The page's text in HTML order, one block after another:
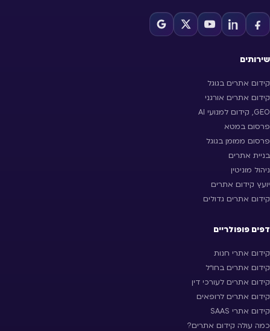
שירותים
קידום אתרים בגוגל
קידום אתרים אורגני
GEO, קידום למנועי AI
פרסום במטא
פרסום ממומן בגוגל
בניית אתרים
ניהול מוניטין
יועץ קידום אתרים
קידום אתרים גדולים
דפים פופולריים
קידום אתרי חנות
קידום אתרים בחו״ל
קידום אתרים לעורכי דין
קידום אתרים לרופאים
קידום אתרי SAAS
כמה עולה קידום אתרים?